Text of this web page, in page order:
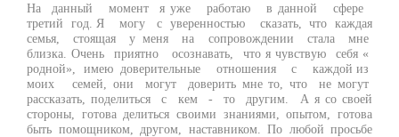
На данный момент я уже работаю в данной сфере
третий год. Я могу с уверенностью сказать, что каждая
семья, стоящая у меня на сопровождении стала мне
близка. Очень приятно осознавать, что я чувствую себя «
родной», имею доверительные отношения с каждой из
моих семей, они могут доверить мне то, что не могут
рассказать, поделиться с кем - то другим. А я со своей
стороны, готова делиться своими знаниями, опытом, готова
быть помощником, другом, наставником. По любой просьбе